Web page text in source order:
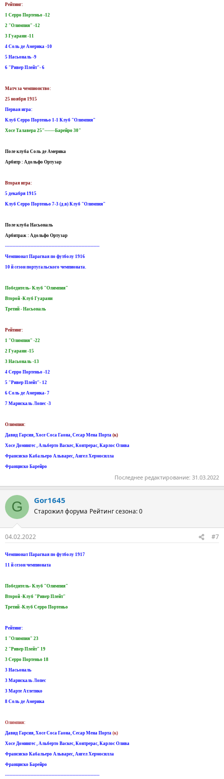
Рейтинг:
1 Серро Портеньо -12
2 "Олимпия" -12
3 Гуарани -11
4 Соль де Америка -10
5 Насьональ -9
6 "Ривер Плейт"- 6
Матч за чемпионство:
25 ноября 1915
Первая игра:
Клуб Серро Портеньо 1-1 Клуб "Олимпия"
Хосе Талавера 25"-------Барейро 30"
Поле клуба Соль де Америка
Арбитр : Адольфо Oртузар
Вторая игра:
5 декабря 1915
Клуб Серро Портеньо 7-3 (д.в) Клуб "Олимпия"
Поле клуба Насьональ
Арбитраж : Адольфо Oртузар
---------------------------------------------------------------
Чемпионат Парагвая по футболу 1916
10 й сезон португальского чемпионата.
Победитель- Клуб "Олимпия"
Второй -Клуб Гуарани
Третий - Насьональ
Рейтинг:
1 "Олимпия" -22
2 Гуарани -15
3 Насьональ -13
4 Серро Портеньо -12
5 "Ривер Плейт"- 12
6 Соль де Америка- 7
7 Марискаль Лопес -3
Олимпия:
Давид Гарсия, Хосе Соса Гаона, Сесар Мена Порта (к)
Хосе Домингес , Альберто Васкес, Контрерас, Карлос Олива
Франсиско Кабальеро Альварес, Ангел Хермосилла
Франциско Барейро
Последнее редактирование: 31.03.2022
G Gor1645
Старожил форума Рейтинг сезона: 0
04.02.2022 #7
Чемпионат Парагвая по футболу 1917
11 й сезон чемпионата
Победитель- Клуб "Олимпия"
Второй -Клуб "Ривер Плейт"
Третий -Клуб Серро Портеньо
Рейтинг:
1 "Олимпия" 23
2 "Ривер Плейт" 19
3 Серро Портеньо 18
3 Насьональ
3 Марискаль Лопес
3 Maрте Атлетико
8 Соль де Америка
Олимпия:
Давид Гарсия, Хосе Соса Гаона, Сесар Мена Порта (к)
Хосе Домингес , Альберто Васкес, Контрерас, Карлос Олива
Франсиско Кабальеро Альварес, Ангел Хермосилла
Франциско Барейро
---------------------------------------------------------------